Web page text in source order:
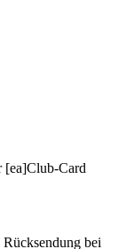
[ea]Club-Card
bei